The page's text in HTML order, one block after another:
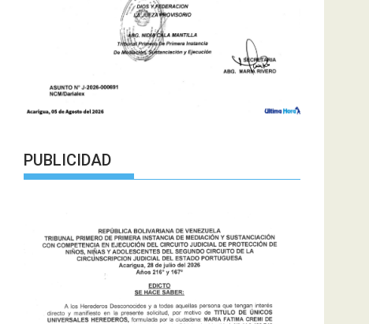
PUBLICIDAD